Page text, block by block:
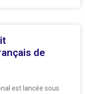
de
est lancée sous